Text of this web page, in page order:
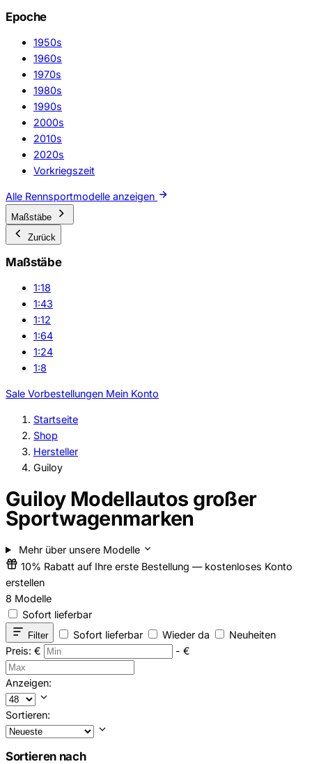
Epoche
1950s
1960s
1970s
1980s
1990s
2000s
2010s
2020s
Vorkriegszeit
Alle Rennsportmodelle anzeigen
Maßstäbe
Zurück
Maßstäbe
1:18
1:43
1:12
1:64
1:24
1:8
Sale Vorbestellungen Mein Konto
Startseite
Shop
Hersteller
Guiloy
Guiloy Modellautos großer
Sportwagenmarken
Mehr über unsere Modelle
10% Rabatt auf Ihre erste Bestellung — kostenloses Konto
erstellen
8 Modelle
Sofort lieferbar
Filter Sofort lieferbar Wieder da
Neuheiten
Preis: € - €
Anzeigen:
Sortieren:
Sortieren nach